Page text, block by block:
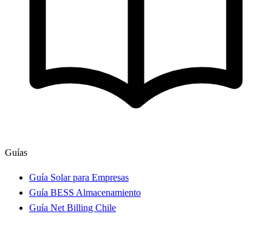
Guías
Guía Solar para Empresas
Guía BESS Almacenamiento
Guía Net Billing Chile